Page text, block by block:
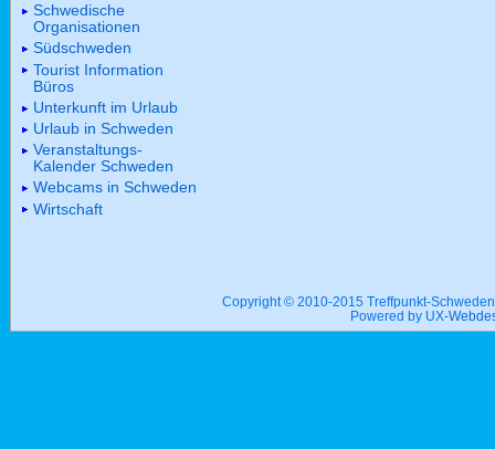
Schwedische
Organisationen
Südschweden
Tourist Information
Büros
Unterkunft im Urlaub
Urlaub in Schweden
Veranstaltungs-
Kalender Schweden
Webcams in Schweden
Wirtschaft
Copyright © 2010-2015 Treffpunkt-
Powered by UX-